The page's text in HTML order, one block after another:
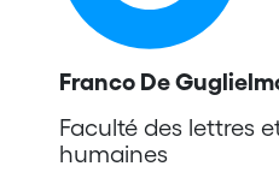
Franco De
Faculté des lettres
humaines